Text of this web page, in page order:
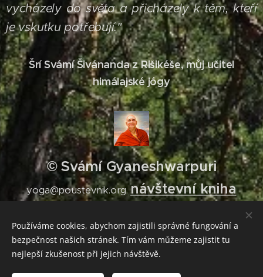
vycházely do světa a přicházely k těm, kteří
je vskutku potřebují."
Šrí Svámí Šivánanda z Rišikéše, můj učitel
himálajské jógy
© Svámí Gyaneshwarpuri
yoga@poustevnik.org návštevní kniha
NAHAM KARTA PRABHU DIP KARTA - Já
nejsem konající, On, Bůh, Věčné Mistrovo vědomí
je konající.
Používáme cookies, abychom zajistili správné fungování a
bezpečnost našich stránek. Tím vám můžeme zajistit tu
nejlepší zkušenost při jejich návštěvě.